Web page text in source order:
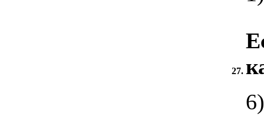
27.